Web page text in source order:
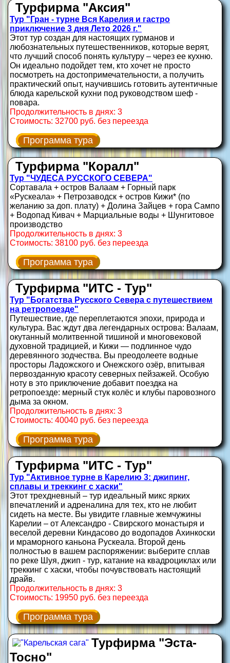
Турфирма "Аксия"
Тур "Гран - турне Вся Карелия и гастро
приключение 3 дня Лето 2026 г."
Этот тур создан для настоящих гурманов и
любознательных путешественников, которые верят,
что лучший способ понять культуру – через ее кухню.
Он идеально подойдет тем, кто хочет не просто
посмотреть на достопримечательности, а получить
практический опыт, научившись готовить аутентичные
блюда карельской кухни под руководством шеф -
повара.
Продолжительность в днях: 3
Стоимость: 32700 руб. без переезда
Программа тура
Турфирма "Коралл"
Тур "ЧУДЕСА РУССКОГО СЕВЕРА"
Сортавала + остров Валаам + Горный парк
«Рускеала» + Петрозаводск + остров Кижи* (по
желанию за доп. плату) + Долина Зайцев + гора Сампо
+ Водопад Кивач + Марциальные воды + Шунгитовое
производство
Продолжительность в днях: 3
Стоимость: 38100 руб. без переезда
Программа тура
Турфирма "ИТС - Тур"
Тур "Богатства Русского Севера с путешествием
на ретропоезде"
Путешествие, где переплетаются эпохи, природа и
культура. Вас ждут два легендарных острова: Валаам,
окутанный молитвенной тишиной и многовековой
духовной традицией, и Кижи — подлинное чудо
деревянного зодчества. Вы преодолеете водные
просторы Ладожского и Онежского озёр, впитывая
первозданную красоту северных пейзажей. Особую
ноту в это приключение добавит поездка на
ретропоезде: мерный стук колёс и клубы паровозного
дыма за окном.
Продолжительность в днях: 3
Стоимость: 40040 руб. без переезда
Программа тура
Турфирма "ИТС - Тур"
Тур "Активное турне в Карелию 3: джипинг,
сплавы и треккинг с хаски"
Этот трехдневный – тур идеальный микс ярких
впечатлений и адреналина для тех, кто не любит
сидеть на месте. Вы увидите главные жемчужины
Карелии – от Александро - Свирского монастыря и
веселой деревни Киндасово до водопадов Ахинкоски
и мраморного каньона Рускеала. Второй день
полностью в вашем распоряжении: выберите сплав
по реке Шуя, джип - тур, катание на квадроциклах или
треккинг с хаски, чтобы почувствовать настоящий
драйв.
Продолжительность в днях: 3
Стоимость: 19950 руб. без переезда
Программа тура
Турфирма "Эста-
Тосно"